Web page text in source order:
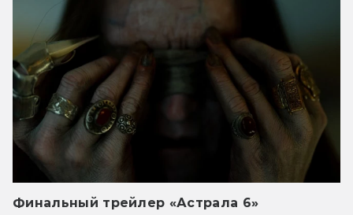
Финальный трейлер «Астрала 6»